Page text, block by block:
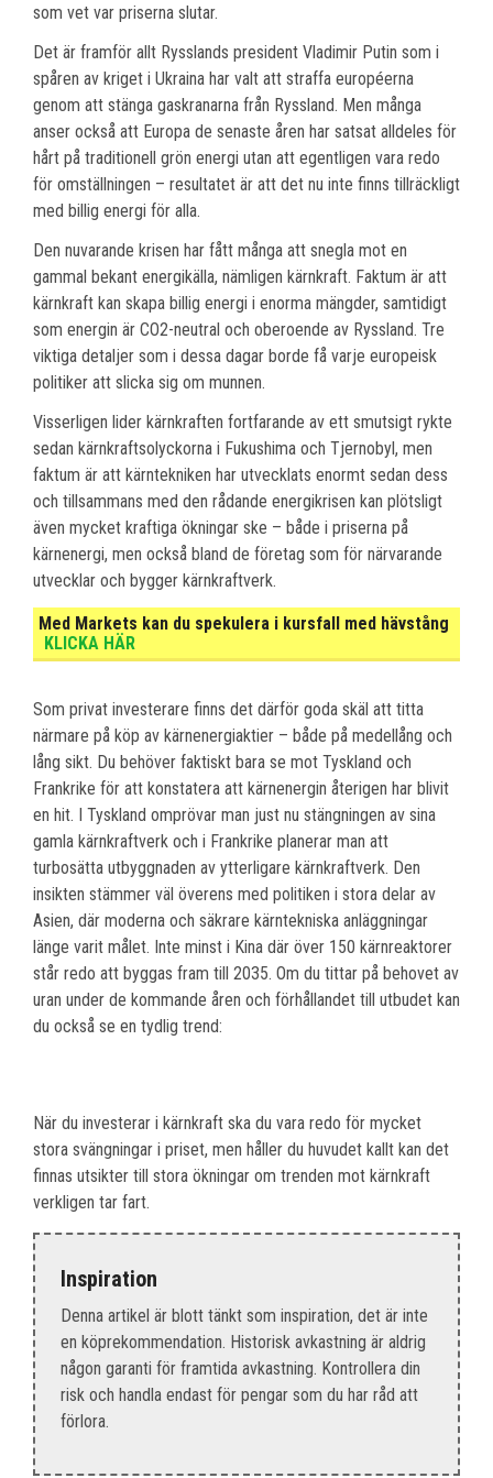
som vet var priserna slutar.
Det är framför allt Rysslands president Vladimir Putin som i
spåren av kriget i Ukraina har valt att straffa européerna
genom att stänga gaskranarna från Ryssland. Men många
anser också att Europa de senaste åren har satsat alldeles för
hårt på traditionell grön energi utan att egentligen vara redo
för omställningen – resultatet är att det nu inte finns tillräckligt
med billig energi för alla.
Den nuvarande krisen har fått många att snegla mot en
gammal bekant energikälla, nämligen kärnkraft. Faktum är att
kärnkraft kan skapa billig energi i enorma mängder, samtidigt
som energin är CO2-neutral och oberoende av Ryssland. Tre
viktiga detaljer som i dessa dagar borde få varje europeisk
politiker att slicka sig om munnen.
Visserligen lider kärnkraften fortfarande av ett smutsigt rykte
sedan kärnkraftsolyckorna i Fukushima och Tjernobyl, men
faktum är att kärntekniken har utvecklats enormt sedan dess
och tillsammans med den rådande energikrisen kan plötsligt
även mycket kraftiga ökningar ske – både i priserna på
kärnenergi, men också bland de företag som för närvarande
utvecklar och bygger kärnkraftverk.
Med Markets kan du spekulera i kursfall med hävstång
KLICKA HÄR
Som privat investerare finns det därför goda skäl att titta
närmare på köp av kärnenergiaktier – både på medellång och
lång sikt. Du behöver faktiskt bara se mot Tyskland och
Frankrike för att konstatera att kärnenergin återigen har blivit
en hit. I Tyskland omprövar man just nu stängningen av sina
gamla kärnkraftverk och i Frankrike planerar man att
turbosätta utbyggnaden av ytterligare kärnkraftverk. Den
insikten stämmer väl överens med politiken i stora delar av
Asien, där moderna och säkrare kärntekniska anläggningar
länge varit målet. Inte minst i Kina där över 150 kärnreaktorer
står redo att byggas fram till 2035. Om du tittar på behovet av
uran under de kommande åren och förhållandet till utbudet kan
du också se en tydlig trend:
När du investerar i kärnkraft ska du vara redo för mycket
stora svängningar i priset, men håller du huvudet kallt kan det
finnas utsikter till stora ökningar om trenden mot kärnkraft
verkligen tar fart.
Inspiration
Denna artikel är blott tänkt som inspiration, det är inte
en köprekommendation. Historisk avkastning är aldrig
någon garanti för framtida avkastning. Kontrollera din
risk och handla endast för pengar som du har råd att
förlora.